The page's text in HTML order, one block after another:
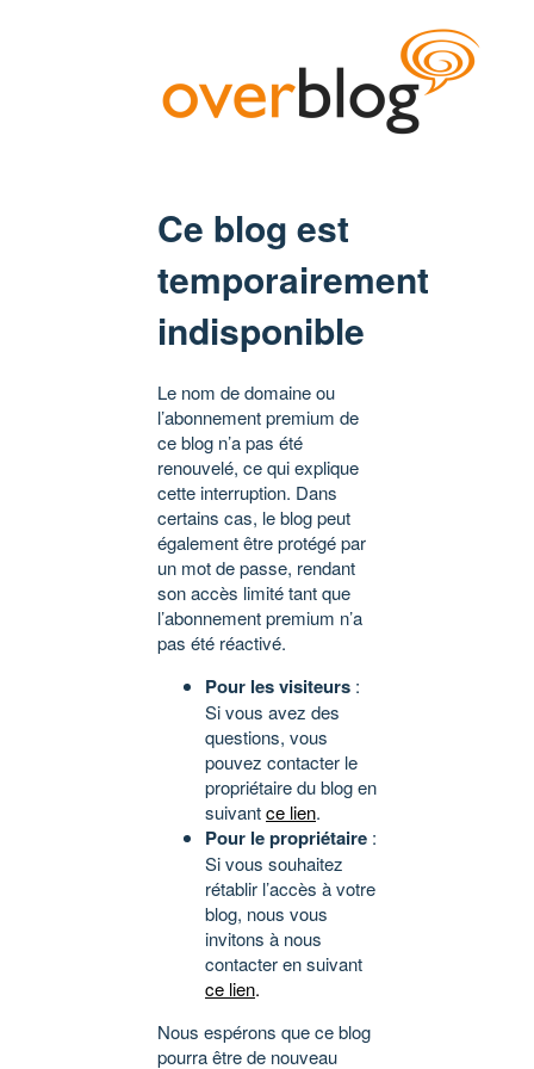
Ce blog est
temporairement
indisponible
Le nom de domaine ou
l’abonnement premium de
ce blog n’a pas été
renouvelé, ce qui explique
cette interruption. Dans
certains cas, le blog peut
également être protégé par
un mot de passe, rendant
son accès limité tant que
l’abonnement premium n’a
pas été réactivé.
Pour les visiteurs :
Si vous avez des
questions, vous
pouvez contacter le
propriétaire du blog en
suivantce lien.
Pour le propriétaire :
Si vous souhaitez
rétablir l’accès à votre
blog, nous vous
invitons à nous
contacter en suivant
ce lien.
Nous espérons que ce blog
pourra être de nouveau